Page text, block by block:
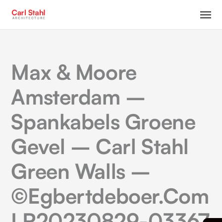
Max & Moore
Amsterdam –
Spankabels Groene
Gevel – Carl Stahl
Green Walls –
©egbertdeboer.com